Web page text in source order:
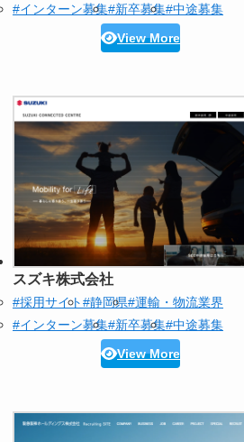
#インターン募集#新卒募集#中途募集
View More
スズキ株式会社
#採用サイト#静岡県#運輸・物流業界
#インターン募集#新卒募集#中途募集
View More